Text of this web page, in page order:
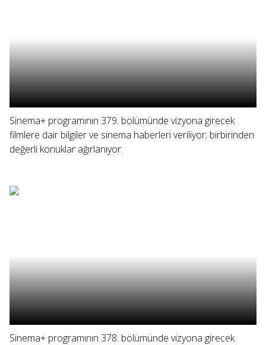
Sinema+ programının 379. bölümünde vizyona girecek
filmlere dair bilgiler ve sinema haberleri veriliyor; birbirinden
değerli konuklar ağırlanıyor.
Sinema+ programının 378. bölümünde vizyona girecek